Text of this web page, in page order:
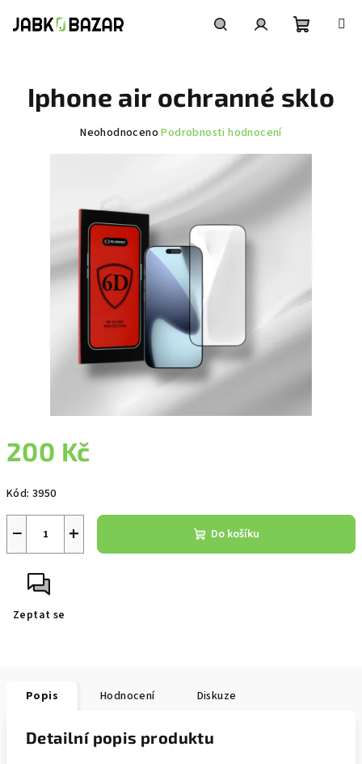
košík
200 Kč
cena:
Kód: 3950
+
− Do košíku
Zeptat se
Iphone air ochranné sklo
Průměrné
z
hvězdiček.
Neohodnoceno Podrobnosti hodnocení
Popis Hodnocení Diskuze
Detailní popis produktu